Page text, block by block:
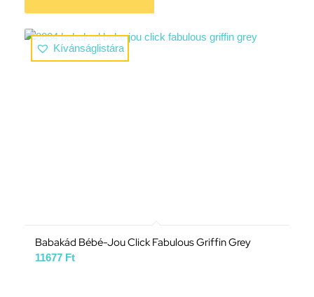
Kívánságlistára
Babakád Bébé-Jou Click Fabulous Griffin Grey
11677 Ft